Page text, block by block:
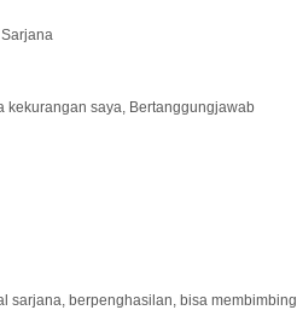
kekurangan saya, Bertanggungjawab
sarjana, berpenghasilan, bisa membimbing